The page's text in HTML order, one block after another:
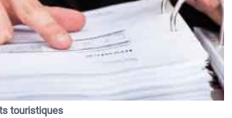
touristiques